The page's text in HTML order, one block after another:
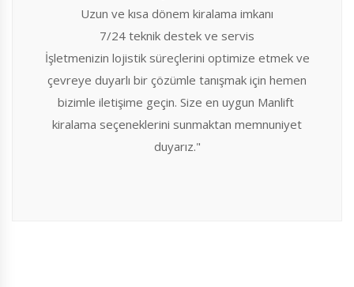
Uzun ve kısa dönem kiralama imkanı
7/24 teknik destek ve servis
İşletmenizin lojistik süreçlerini optimize etmek ve
çevreye duyarlı bir çözümle tanışmak için hemen
bizimle iletişime geçin. Size en uygun Manlift
kiralama seçeneklerini sunmaktan memnuniyet
duyarız."